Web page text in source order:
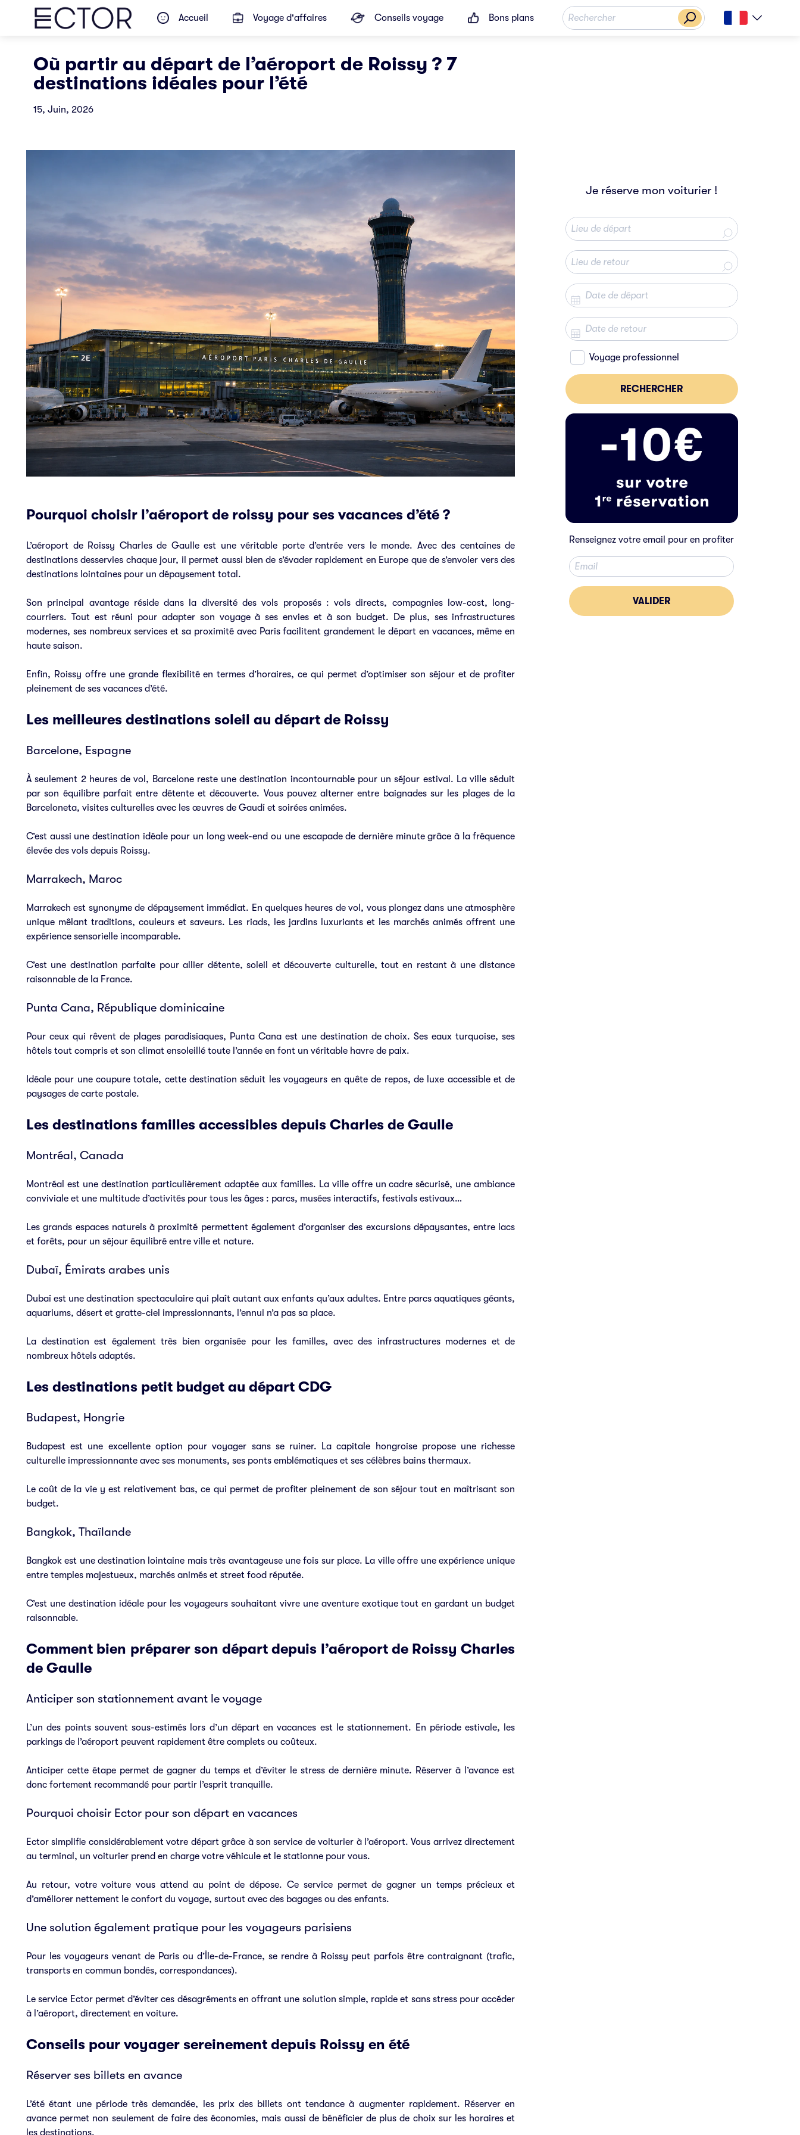
Accueil Voyage d'affaires Conseils voyage Bons plans
Où partir au départ de l’aéroport de Roissy ? 7
destinations idéales pour l’été
15, Juin, 2026
Pourquoi choisir l’aéroport de roissy pour ses vacances d’été ?
L’aéroport de Roissy Charles de Gaulle est une véritable porte d’entrée vers le monde. Avec des centaines de
destinations desservies chaque jour, il permet aussi bien de s’évader rapidement en Europe que de s’envoler vers des
destinations lointaines pour un dépaysement total.
Son principal avantage réside dans la diversité des vols proposés : vols directs, compagnies low-cost, long-
courriers. Tout est réuni pour adapter son voyage à ses envies et à son budget. De plus, ses infrastructures
modernes, ses nombreux services et sa proximité avec Paris facilitent grandement le départ en vacances, même en
haute saison.
Enfin, Roissy offre une grande flexibilité en termes d’horaires, ce qui permet d’optimiser son séjour et de profiter
pleinement de ses vacances d’été.
Les meilleures destinations soleil au départ de Roissy
Barcelone, Espagne
À seulement 2 heures de vol, Barcelone reste une destination incontournable pour un séjour estival. La ville séduit
par son équilibre parfait entre détente et découverte. Vous pouvez alterner entre baignades sur les plages de la
Barceloneta, visites culturelles avec les œuvres de Gaudí et soirées animées.
C’est aussi une destination idéale pour un long week-end ou une escapade de dernière minute grâce à la fréquence
élevée des vols depuis Roissy.
Marrakech, Maroc
Marrakech est synonyme de dépaysement immédiat. En quelques heures de vol, vous plongez dans une atmosphère
unique mêlant traditions, couleurs et saveurs. Les riads, les jardins luxuriants et les marchés animés offrent une
expérience sensorielle incomparable.
C’est une destination parfaite pour allier détente, soleil et découverte culturelle, tout en restant à une distance
raisonnable de la France.
Punta Cana, République dominicaine
Pour ceux qui rêvent de plages paradisiaques, Punta Cana est une destination de choix. Ses eaux turquoise, ses
hôtels tout compris et son climat ensoleillé toute l’année en font un véritable havre de paix.
Idéale pour une coupure totale, cette destination séduit les voyageurs en quête de repos, de luxe accessible et de
paysages de carte postale.
Les destinations familles accessibles depuis Charles de Gaulle
Montréal, Canada
Montréal est une destination particulièrement adaptée aux familles. La ville offre un cadre sécurisé, une ambiance
conviviale et une multitude d’activités pour tous les âges : parcs, musées interactifs, festivals estivaux…
Les grands espaces naturels à proximité permettent également d’organiser des excursions dépaysantes, entre lacs
et forêts, pour un séjour équilibré entre ville et nature.
Dubaï, Émirats arabes unis
Dubaï est une destination spectaculaire qui plaît autant aux enfants qu’aux adultes. Entre parcs aquatiques géants,
aquariums, désert et gratte-ciel impressionnants, l’ennui n’a pas sa place.
La destination est également très bien organisée pour les familles, avec des infrastructures modernes et de
nombreux hôtels adaptés.
Les destinations petit budget au départ CDG
Budapest, Hongrie
Budapest est une excellente option pour voyager sans se ruiner. La capitale hongroise propose une richesse
culturelle impressionnante avec ses monuments, ses ponts emblématiques et ses célèbres bains thermaux.
Le coût de la vie y est relativement bas, ce qui permet de profiter pleinement de son séjour tout en maîtrisant son
budget.
Bangkok, Thaïlande
Bangkok est une destination lointaine mais très avantageuse une fois sur place. La ville offre une expérience unique
entre temples majestueux, marchés animés et street food réputée.
C’est une destination idéale pour les voyageurs souhaitant vivre une aventure exotique tout en gardant un budget
raisonnable.
Comment bien préparer son départ depuis l’aéroport de Roissy Charles
de Gaulle
Anticiper son stationnement avant le voyage
L’un des points souvent sous-estimés lors d’un départ en vacances est le stationnement. En période estivale, les
parkings de l’aéroport peuvent rapidement être complets ou coûteux.
Anticiper cette étape permet de gagner du temps et d’éviter le stress de dernière minute. Réserver à l’avance est
donc fortement recommandé pour partir l’esprit tranquille.
Pourquoi choisir Ector pour son départ en vacances
Ector simplifie considérablement votre départ grâce à son service de voiturier à l’aéroport. Vous arrivez directement
au terminal, un voiturier prend en charge votre véhicule et le stationne pour vous.
Au retour, votre voiture vous attend au point de dépose. Ce service permet de gagner un temps précieux et
d’améliorer nettement le confort du voyage, surtout avec des bagages ou des enfants.
Une solution également pratique pour les voyageurs parisiens
Pour les voyageurs venant de Paris ou d’Île-de-France, se rendre à Roissy peut parfois être contraignant (trafic,
transports en commun bondés, correspondances).
Le service Ector permet d’éviter ces désagréments en offrant une solution simple, rapide et sans stress pour accéder
à l’aéroport, directement en voiture.
Conseils pour voyager sereinement depuis Roissy en été
Réserver ses billets en avance
L’été étant une période très demandée, les prix des billets ont tendance à augmenter rapidement. Réserver en
avance permet non seulement de faire des économies, mais aussi de bénéficier de plus de choix sur les horaires et
les destinations.
Je réserve mon voiturier !
Voyage professionnel
RECHERCHER
Renseignez votre email pour en profiter
VALIDER